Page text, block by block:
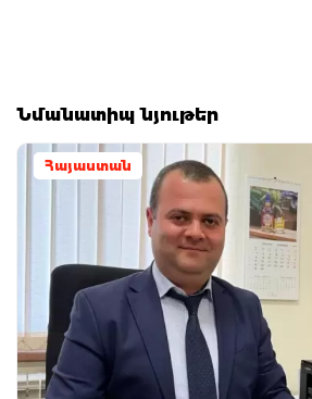
Նմանատիպ նյութեր
Հայաստան